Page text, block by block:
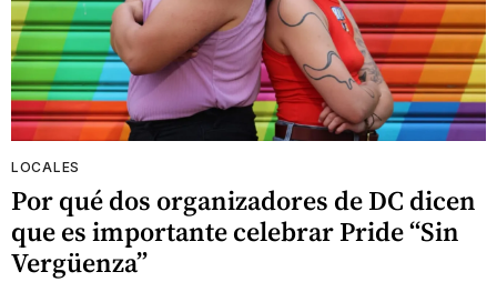
LOCALES
Por qué dos organizadores de DC dicen
que es importante celebrar Pride “Sin
Vergüenza”